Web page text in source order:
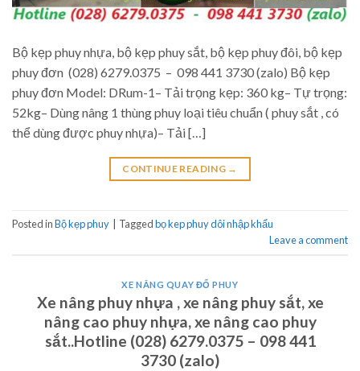
Bộ kẹp phuy nhựa, bộ kẹp phuy sắt, bộ kẹp phuy đôi, bộ kẹp
phuy đơn (028) 6279.0375 – 098 441 3730 (zalo) Bộ kẹp
phuy đơn Model: DRum-1– Tải trọng kẹp: 360 kg– Tự trọng:
52kg– Dùng nâng 1 thùng phuy loại tiêu chuẩn ( phuy sắt , có
thể dùng được phuy nhựa)– Tải […]
CONTINUE READING →
Posted inBộ kẹp phuy Taggedbọ kep phuy dôi nhập khẩu
Leave a comment
XE NÂNG QUAY ĐỔ PHUY
Xe nâng phuy nhựa , xe nâng phuy sắt, xe
nâng cao phuy nhựa, xe nâng cao phuy
sắt..Hotline (028) 6279.0375 – 098 441
3730 (zalo)